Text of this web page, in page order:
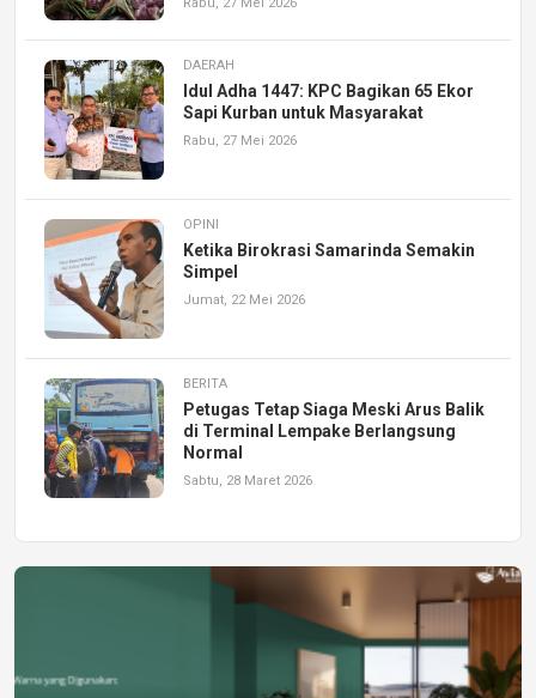
DAERAH
Idul Adha 1447: KPC Bagikan 65 Ekor
Sapi Kurban untuk Masyarakat
Rabu, 27 Mei 2026
OPINI
Ketika Birokrasi Samarinda Semakin
Simpel
Jumat, 22 Mei 2026
BERITA
Petugas Tetap Siaga Meski Arus Balik
di Terminal Lempake Berlangsung
Normal
Sabtu, 28 Maret 2026